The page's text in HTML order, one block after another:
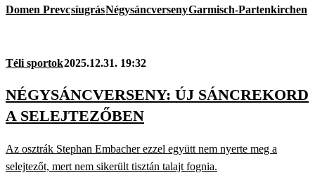
Domen PrevcsíugrásNégysáncversenyGarmisch-Partenkirchen
Téli sportok2025.12.31. 19:32
NÉGYSÁNCVERSENY: ÚJ SÁNCREKORD
A SELEJTEZŐBEN
Az osztrák Stephan Embacher ezzel együtt nem nyerte meg a
selejtezőt, mert nem sikerült tisztán talajt fognia.